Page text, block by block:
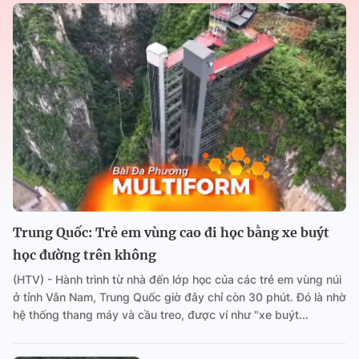
Trung Quốc: Trẻ em vùng cao đi học bằng xe buýt
học đường trên không
(HTV) - Hành trình từ nhà đến lớp học của các trẻ em vùng núi
ở tỉnh Vân Nam, Trung Quốc giờ đây chỉ còn 30 phút. Đó là nhờ
hệ thống thang máy và cầu treo, được ví như "xe buýt...